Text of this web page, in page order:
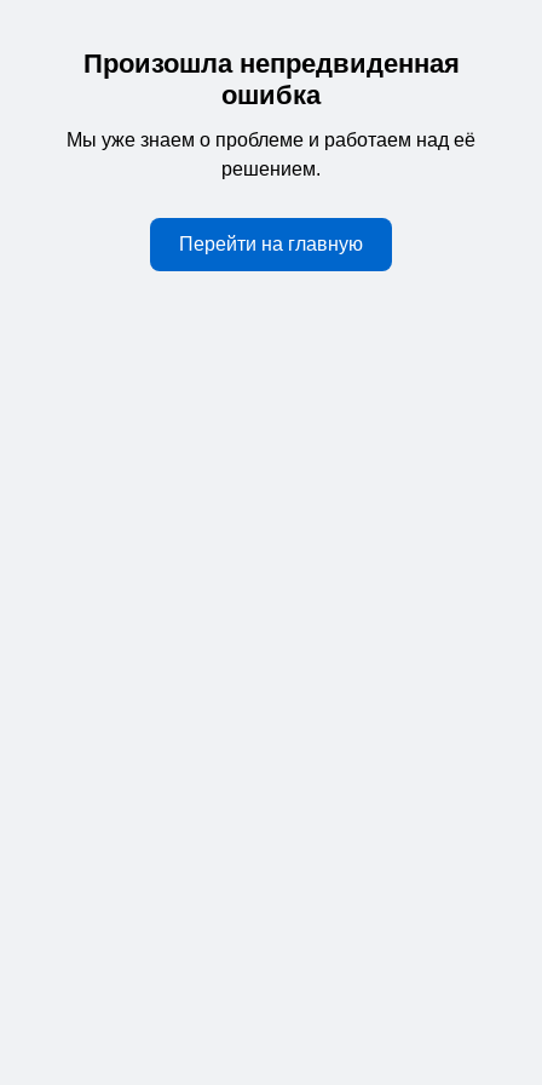
Произошла непредвиденная
ошибка
Мы уже знаем о проблеме и работаем над её
решением.
Перейти на главную